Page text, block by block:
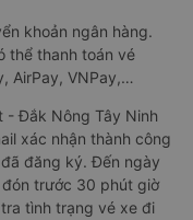
khoản ngân hàng.
thể thanh toán vé
AirPay, VNPay,…
- Đắk Nông Tây Ninh
xác nhận thành công
đăng ký. Đến ngày
trước 30 phút giờ
tình trạng vé xe đi